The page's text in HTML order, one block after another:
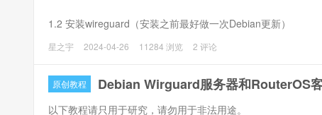
1.2 安装wireguard（安装之前最好做一次Debian更新）
apt install wireguard -y
2、Debian Wirguard配置
星之宇 2024-04-26 11284 浏览 2 评论
原创教程 Debian Wirguard服务器和RouterOS
以下教程请只用于研究，请勿用于非法用途。